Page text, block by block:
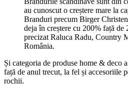
au cunoscut o creștere mare la
Branduri precum Birger
deja în creștere cu 200% față de
precizat Raluca Radu, Country
România.
Și categoria de produse home & deco
față de anul trecut, la fel și accesoriile
rochii.